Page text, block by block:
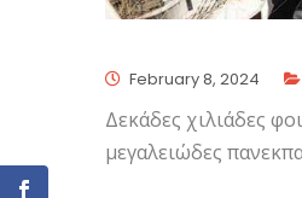
February 8, 2024
Δεκάδες χιλιάδες
μεγαλειώδες